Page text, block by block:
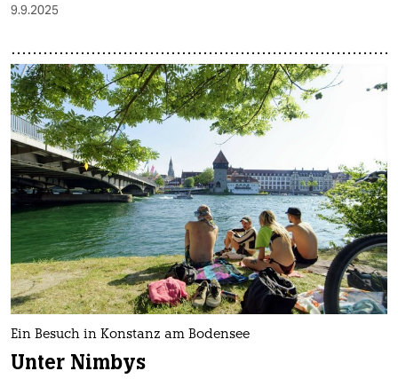
9.9.2025
Ein Besuch in Konstanz am Bodensee
Unter Nimbys